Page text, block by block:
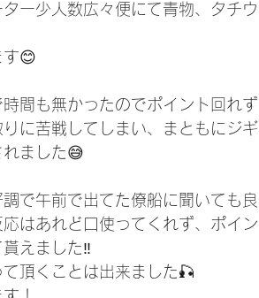
ー少人数広々便にて青物、タチ
す😊
間も無かったのでポイント回れ
りに苦戦してしまい、まともにジ
ました😅
で午前で出てた僚船に聞いても
はあれど口使ってくれず、ポイ
えました‼️
頂くことは出来ました🎣